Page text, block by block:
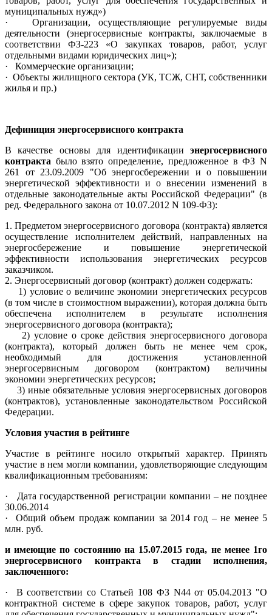
муниципальных нужд»)
· Организации, осуществляющие регулируемые виды
деятельности (энергосервисные контракты, заключаемые в
соответствии ФЗ-223 «О закупках товаров, работ, услуг
отдельными видами юридических лиц»);
· Коммерческие организации;
· Объекты жилищного сектора (УК, ТСЖ, СНТ, собственники
жилья и пр.)
Дефиниция энергосервисного контракта
В качестве основы для идентификации энергосервисного
контракта было взято определение, предложенное в ФЗ N
261 от 23.09.2009 "Об энергосбережении и о повышении
энергетической эффективности и о внесении изменений в
отдельные законодательные акты Российской Федерации" (в
ред. Федерального закона от 10.07.2012 N 109-ФЗ):
1. Предметом энергосервисного договора (контракта) является
осуществление исполнителем действий, направленных на
энергосбережение и повышение энергетической
эффективности использования энергетических ресурсов
заказчиком.
2. Энергосервисный договор (контракт) должен содержать:
1) условие о величине экономии энергетических ресурсов
(в том числе в стоимостном выражении), которая должна быть
обеспечена исполнителем в результате исполнения
энергосервисного договора (контракта);
2) условие о сроке действия энергосервисного договора
(контракта), который должен быть не менее чем срок,
необходимый для достижения установленной
энергосервисным договором (контрактом) величины
экономии энергетических ресурсов;
3) иные обязательные условия энергосервисных договоров
(контрактов), установленные законодательством Российской
Федерации.
Условия участия в рейтинге
Участие в рейтинге носило открытый характер. Принять
участие в нем могли компании, удовлетворяющие следующим
квалификационным требованиям:
· Дата государственной регистрации компании – не позднее
30.06.2014
· Общий объем продаж компании за 2014 год – не менее 5
млн. руб.
и имеющие по состоянию на 15.07.2015 года, не менее 1го
энергосервисного контракта в стадии исполнения,
заключенного:
· В соответствии со Статьей 108 ФЗ N44 от 05.04.2013 "О
контрактной системе в сфере закупок товаров, работ, услуг